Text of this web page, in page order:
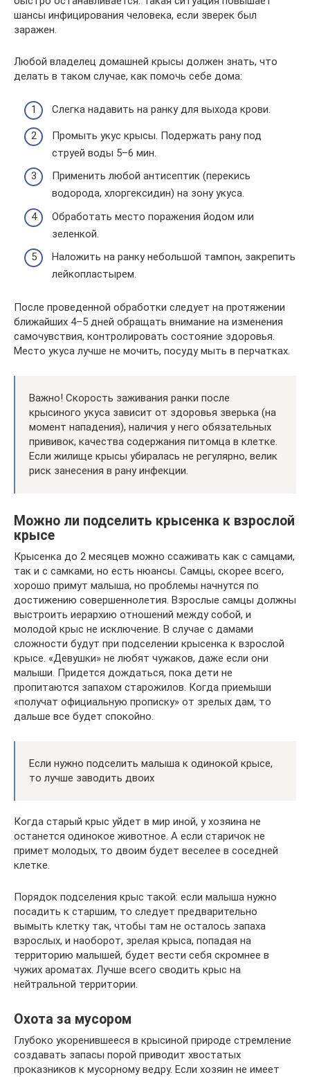
шансы инфицирования человека, если зверек был
заражен.
Любой владелец домашней крысы должен знать, что
делать в таком случае, как помочь себе дома:
Слегка надавить на ранку для выхода крови.
Промыть укус крысы. Подержать рану под
струей воды 5–6 мин.
Применить любой антисептик (перекись
водорода, хлоргексидин) на зону укуса.
Обработать место поражения йодом или
зеленкой.
Наложить на ранку небольшой тампон, закрепить
лейкопластырем.
После проведенной обработки следует на протяжении
ближайших 4–5 дней обращать внимание на изменения
самочувствия, контролировать состояние здоровья.
Место укуса лучше не мочить, посуду мыть в перчатках.
Важно! Скорость заживания ранки после
крысиного укуса зависит от здоровья зверька (на
момент нападения), наличия у него обязательных
прививок, качества содержания питомца в клетке.
Если жилище крысы убиралась не регулярно, велик
риск занесения в рану инфекции.
Можно ли подселить крысенка к взрослой
крысе
Крысенка до 2 месяцев можно ссаживать как с самцами,
так и с самками, но есть нюансы. Самцы, скорее всего,
хорошо примут малыша, но проблемы начнутся по
достижению совершеннолетия. Взрослые самцы должны
выстроить иерархию отношений между собой, и
молодой крыс не исключение. В случае с дамами
сложности будут при подселении крысенка к взрослой
крысе. «Девушки» не любят чужаков, даже если они
малыши. Придется дождаться, пока дети не
пропитаются запахом старожилов. Когда приемыши
«получат официальную прописку» от зрелых дам, то
дальше все будет спокойно.
Если нужно подселить малыша к одинокой крысе,
то лучше заводить двоих
Когда старый крыс уйдет в мир иной, у хозяина не
останется одинокое животное. А если старичок не
примет молодых, то двоим будет веселее в соседней
клетке.
Порядок подселения крыс такой: если малыша нужно
посадить к старшим, то следует предварительно
вымыть клетку так, чтобы там не осталось запаха
взрослых, и наоборот, зрелая крыса, попадая на
территорию малышей, будет вести себя скромнее в
чужих ароматах. Лучше всего сводить крыс на
нейтральной территории.
Охота за мусором
Глубоко укоренившееся в крысиной природе стремление
создавать запасы порой приводит хвостатых
проказников к мусорному ведру. Если хозяин не имеет